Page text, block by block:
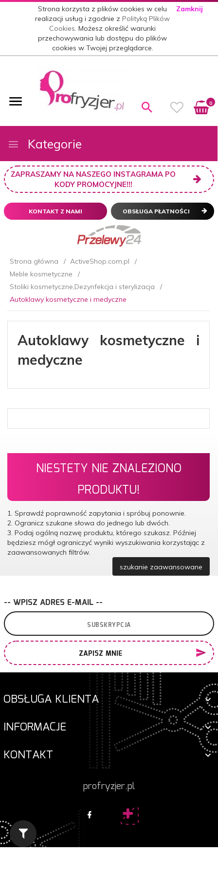
Strona korzysta z plików cookies w celu
realizacji usług i zgodnie zPolityką Plików
Cookies. Możesz określić warunki
przechowywania lub dostępu do plików
cookies w Twojej przeglądarce.
Zamknij
0
Kategorie
ZAPRASZAMY NA NASZEGO INSTAGRAMA PO
KODY PROMOCYJNE!!!
KONTAKT Z NAMI OBSŁUGA PŁATNOŚCI
Strona główna
ActiveShop.com.pl
Meble kosmetyczne
Stoliki kosmetyczne,Dezynfekcja i sterylizacja
Autoklawy kosmetyczne i medyczne
Autoklawy kosmetyczne i
medyczne
NIESTETY NIE ZNALEZIONO
PRODUKTU!
1. Sprawdź poprawność zapytania i spróbuj ponownie.
2. Ogranicz szukane słowa do jednego lub dwóch.
3. Podaj ogólną nazwę produktu, którego szukasz. Później
będziesz mógł ograniczyć wyniki wyszukiwania korzystając z
zaawansowanych filtrów.
szukanie zaawansowane
-- WPISZ ADRES E-MAIL --
ZAPISZ MNIE
OBSŁUGA KLIENTA
INFORMACJE
KONTAKT
profryzjer.pl